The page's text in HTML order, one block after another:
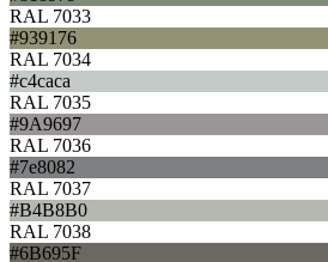
RAL 7033
#939176
RAL 7034
#c4caca
RAL 7035
#9A9697
RAL 7036
#7e8082
RAL 7037
#B4B8B0
RAL 7038
#6B695F